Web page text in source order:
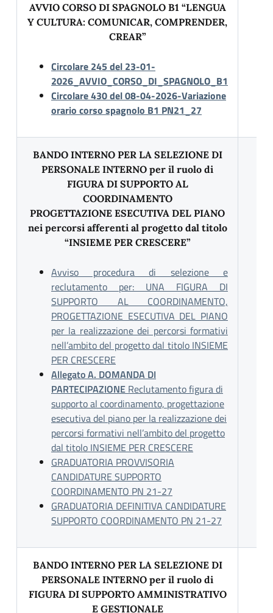
AVVIO CORSO DI SPAGNOLO B1 “LENGUA
Y CULTURA: COMUNICAR, COMPRENDER,
CREAR”
Circolare 245 del 23-01-
2026_AVVIO_CORSO_DI_SPAGNOLO_B1
Circolare 430 del 08-04-2026-Variazione
orario corso spagnolo B1 PN21_27
BANDO INTERNO PER LA SELEZIONE DI
PERSONALE INTERNO per il ruolo di
FIGURA DI SUPPORTO AL
COORDINAMENTO
PROGETTAZIONE ESECUTIVA DEL PIANO
nei percorsi afferenti al progetto dal titolo
“INSIEME PER CRESCERE”
Avviso procedura di selezione e
reclutamento per: UNA FIGURA DI
SUPPORTO AL COORDINAMENTO,
PROGETTAZIONE ESECUTIVA DEL PIANO
per la realizzazione dei percorsi formativi
nell’ambito del progetto dal titolo INSIEME
PER CRESCERE
Allegato A. DOMANDA DI
PARTECIPAZIONE Reclutamento figura di
supporto al coordinamento, progettazione
esecutiva del piano per la realizzazione dei
percorsi formativi nell’ambito del progetto
dal titolo INSIEME PER CRESCERE
GRADUATORIA PROVVISORIA
CANDIDATURE SUPPORTO
COORDINAMENTO PN 21-27
GRADUATORIA DEFINITIVA CANDIDATURE
SUPPORTO COORDINAMENTO PN 21-27
BANDO INTERNO PER LA SELEZIONE DI
PERSONALE INTERNO per il ruolo di
FIGURA DI SUPPORTO AMMINISTRATIVO
E GESTIONALE